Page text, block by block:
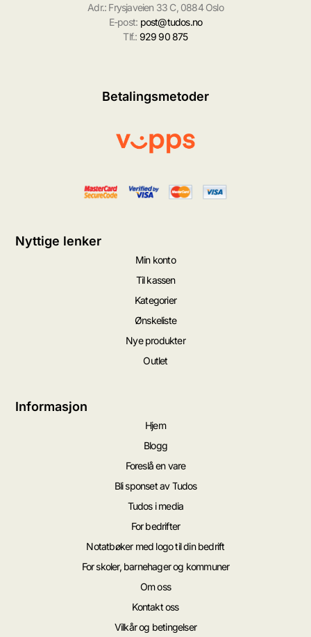
Adr.: Frysjaveien 33 C, 0884 Oslo
E-post: post@tudos.no
Tlf.: 929 90 875
Betalingsmetoder
Nyttige lenker
Min konto
Til kassen
Kategorier
Ønskeliste
Nye produkter
Outlet
Informasjon
Hjem
Blogg
Foreslå en vare
Bli sponset av Tudos
Tudos i media
For bedrifter
Notatbøker med logo til din bedrift
For skoler, barnehager og kommuner
Om oss
Kontakt oss
Vilkår og betingelser